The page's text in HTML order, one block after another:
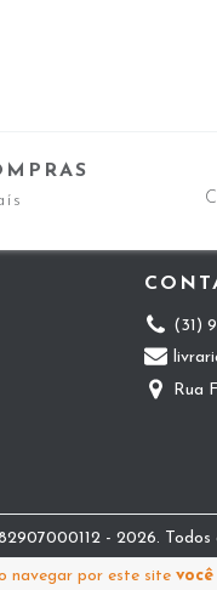
navegar por este site
(31)
Rua
- 2026. Todos